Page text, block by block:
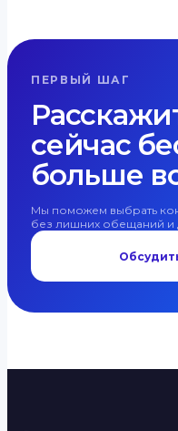
ПЕРВЫЙ ШАГ
сейчас
больше
Мы поможем выбрать
без лишних обещаний и